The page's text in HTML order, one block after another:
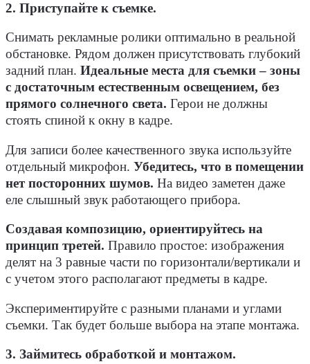
2. Приступайте к съемке.
Снимать рекламные ролики оптимально в реальной
обстановке. Рядом должен присутствовать глубокий
задний план. Идеальные места для съемки – зоны
с достаточным естественным освещением, без
прямого солнечного света. Герои не должны
стоять спиной к окну в кадре.
Для записи более качественного звука используйте
отдельный микрофон. Убедитесь, что в помещении
нет посторонних шумов. На видео заметен даже
еле слышный звук работающего прибора.
Создавая композицию, ориентируйтесь на
принцип третей. Правило простое: изображения
делят на 3 равные части по горизонтали/вертикали и
с учетом этого располагают предметы в кадре.
Экспериментируйте с разными планами и углами
съемки. Так будет больше выбора на этапе монтажа.
3. Займитесь обработкой и монтажом.